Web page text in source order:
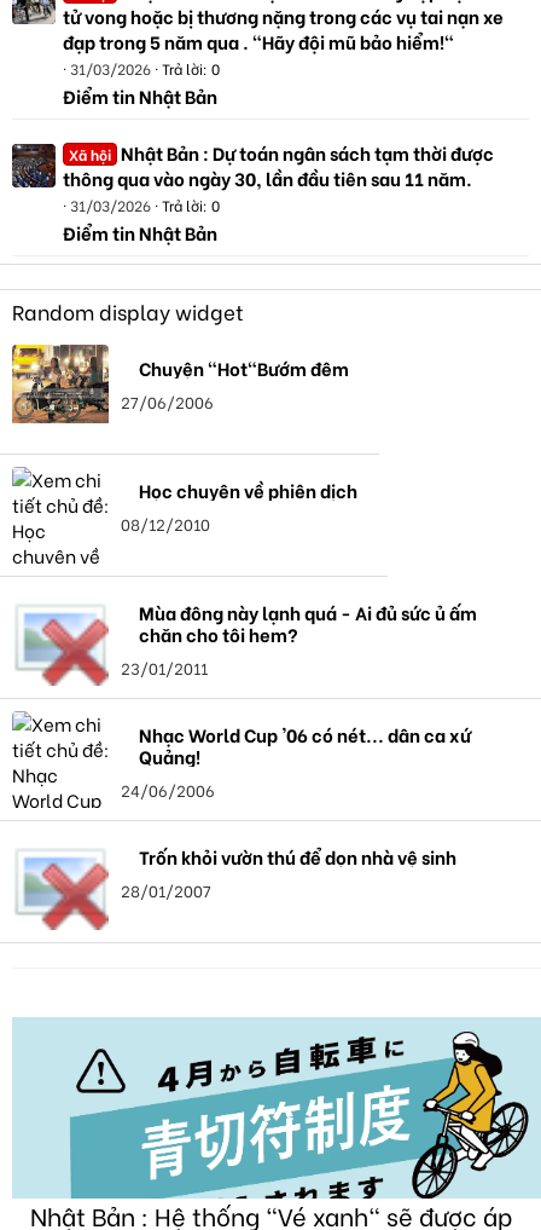
tử vong hoặc bị thương nặng trong các vụ tai nạn xe
đạp trong 5 năm qua . "Hãy đội mũ bảo hiểm!"
31/03/2026 Trả lời: 0
Điểm tin Nhật Bản
Xã hội Nhật Bản : Dự toán ngân sách tạm thời được
thông qua vào ngày 30, lần đầu tiên sau 11 năm.
31/03/2026 Trả lời: 0
Điểm tin Nhật Bản
Random display widget
Chuyện "Hot"Bướm đêm
27/06/2006
Học chuyên về phiên dịch
08/12/2010
Mùa đông này lạnh quá - Ai đủ sức ủ ấm
chăn cho tôi hem?
23/01/2011
Nhạc World Cup '06 có nét... dân ca xứ
Quảng!
24/06/2006
Trốn khỏi vườn thú để dọn nhà vệ sinh
28/01/2007
Nhật Bản : Hệ thống "Vé xanh" sẽ được áp